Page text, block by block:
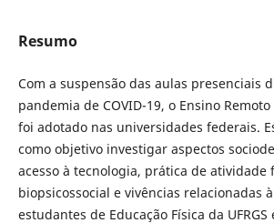
Resumo
Com a suspensão das aulas presenciais
pandemia de COVID-19, o Ensino Remoto
foi adotado nas universidades federais.
como objetivo investigar aspectos
acesso à tecnologia, prática de atividade
biopsicossocial e vivências relacionadas à
estudantes de Educação Física da UFRGS